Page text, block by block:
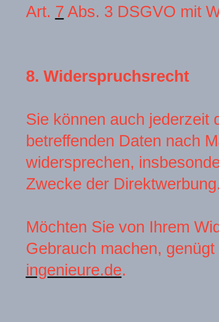
Art. 7 Abs. 3 DSGVO mit
8. Widerspruchsrecht
Sie können auch jederzeit
betreffenden Daten nach
widersprechen,
Zwecke der
Möchten Sie von Ihrem
Gebrauch machen,
ingenieure.de.